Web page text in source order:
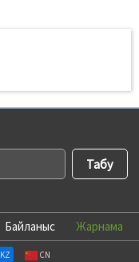
Байланыс Жарнама
KZ CN